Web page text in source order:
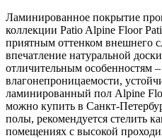
Ламинированное покрытие
коллекции Patio Alpine Floor
приятным оттенком внешнего
впечатление натуральной
отличительным особенностям
влагонепроницаемости,
ламинированный пол Alpine
можно купить в Санкт-
полы, рекомендуется стелить
помещениях с высокой